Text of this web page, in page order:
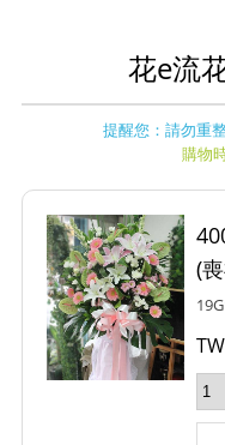
花e流
提醒您：請勿重
購物
(